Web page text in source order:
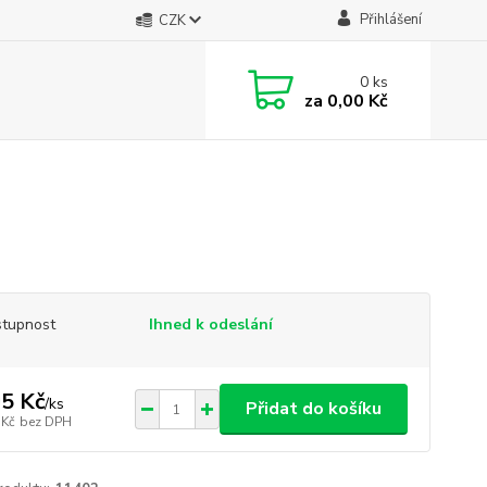
CZK Přihlášení
0ks
za 0,00 Kč
Ihned k odeslání
Kč/ks
bez DPH
Přidat do košíku